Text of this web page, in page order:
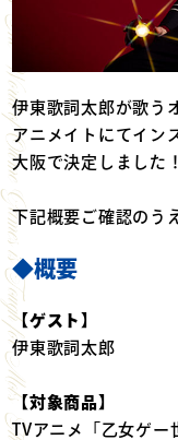
伊東歌詞太郎が歌う
アニメイトにてイン
大阪で決定しました！
下記概要ご確認のう
◆概要
【ゲスト】
伊東歌詞太郎
【対象商品】
TVアニメ「乙女ゲー